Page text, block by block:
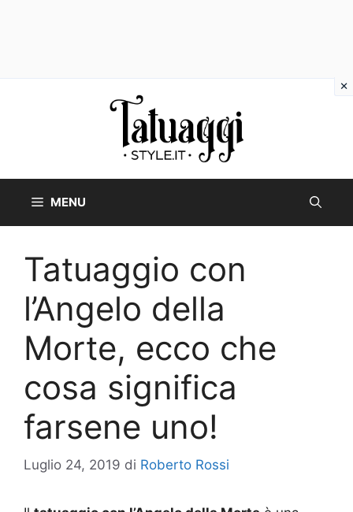
MENU
Tatuaggio con
l’Angelo della
Morte, ecco che
cosa significa
farsene uno!
Luglio 24, 2019 di Roberto Rossi